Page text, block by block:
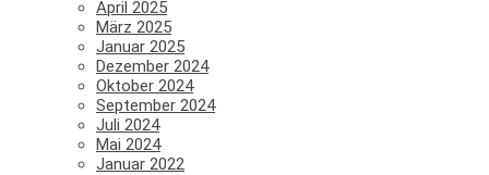
April 2025
März 2025
Januar 2025
Dezember 2024
Oktober 2024
September 2024
Juli 2024
Mai 2024
Januar 2022